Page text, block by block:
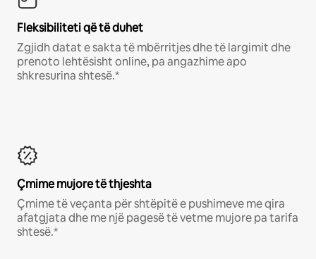
Fleksibiliteti që të duhet
Zgjidh datat e sakta të mbërritjes dhe të largimit dhe
prenoto lehtësisht online, pa angazhime apo
shkresurina shtesë.*
Çmime mujore të thjeshta
Çmime të veçanta për shtëpitë e pushimeve me qira
afatgjata dhe me një pagesë të vetme mujore pa tarifa
shtesë.*